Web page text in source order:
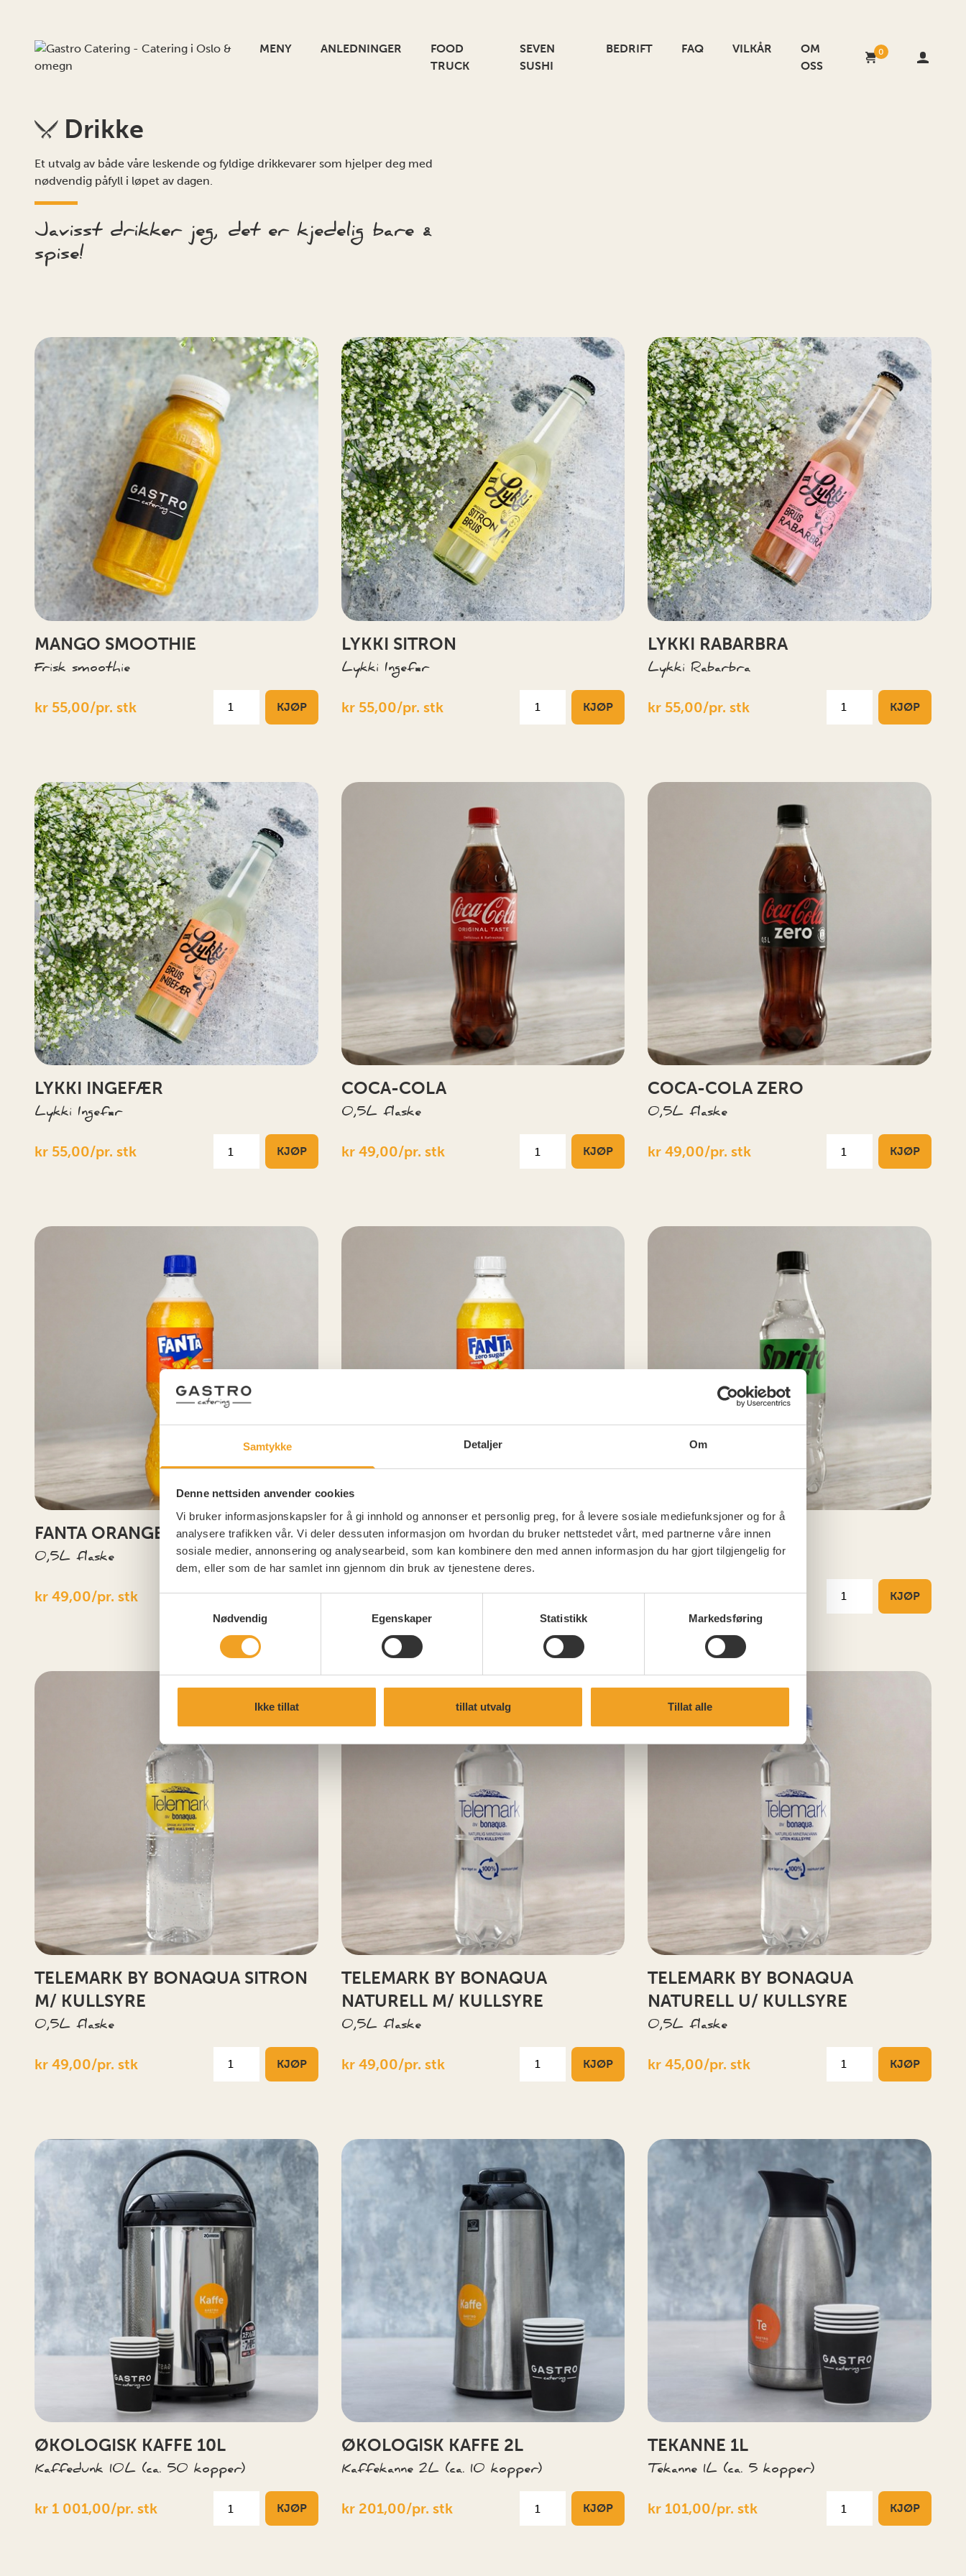
Samtykke Detaljer Om
Denne nettsiden anvender cookies
Vi bruker informasjonskapsler for å gi innhold og annonser et personlig preg, for å levere sosiale mediefunksjoner og for å
analysere trafikken vår. Vi deler dessuten informasjon om hvordan du bruker nettstedet vårt, med partnerne våre innen
sosiale medier, annonsering og analysearbeid, som kan kombinere den med annen informasjon du har gjort tilgjengelig for
dem, eller som de har samlet inn gjennom din bruk av tjenestene deres.
Nødvendig
Egenskaper Statistikk Markedsføring
Ikke tillat tillat utvalg Tillat alle
MENY ANLEDNINGER
FOOD
TRUCK
SEVEN
SUSHI
BEDRIFT FAQ VILKÅR
OM
OSS
0
Drikke
Et utvalg av både våre leskende og fyldige drikkevarer som hjelper deg med
nødvendig påfyll i løpet av dagen.
Javisst drikker jeg, det er kjedelig bare å
spise!
MANGO SMOOTHIE
Frisk smoothie
kr 55,00/pr. stk KJØP
LYKKI SITRON
Lykki Ingefær
kr 55,00/pr. stk KJØP
LYKKI RABARBRA
Lykki Rabarbra
kr 55,00/pr. stk KJØP
LYKKI INGEFÆR
Lykki Ingefær
kr 55,00/pr. stk KJØP
COCA-COLA
0,5L flaske
kr 49,00/pr. stk KJØP
COCA-COLA ZERO
0,5L flaske
kr 49,00/pr. stk KJØP
FANTA ORANGE
0,5L flaske
kr 49,00/pr. stk KJØP
FANTA ORANGE ZERO
0,5L flaske
kr 49,00/pr. stk KJØP
SPRITE ZERO
0,5L flaske
kr 49,00/pr. stk KJØP
TELEMARK BY BONAQUA SITRON
M/ KULLSYRE
0,5L flaske
kr 49,00/pr. stk KJØP
TELEMARK BY BONAQUA
NATURELL M/ KULLSYRE
0,5L flaske
kr 49,00/pr. stk KJØP
TELEMARK BY BONAQUA
NATURELL U/ KULLSYRE
0,5L flaske
kr 45,00/pr. stk KJØP
ØKOLOGISK KAFFE 10L
Kaffedunk 10L (ca. 50 kopper)
kr 1 001,00/pr. stk KJØP
ØKOLOGISK KAFFE 2L
Kaffekanne 2L (ca. 10 kopper)
kr 201,00/pr. stk KJØP
TEKANNE 1L
Tekanne 1L (ca. 5 kopper)
kr 101,00/pr. stk KJØP